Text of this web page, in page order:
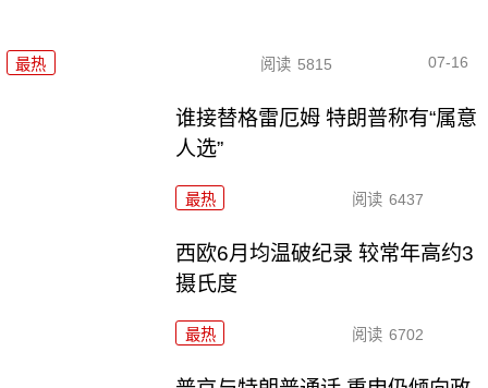
最热 阅读 5815 07-16
谁接替格雷厄姆 特朗普称有“属意
人选”
最热 阅读 6437
西欧6月均温破纪录 较常年高约3
摄氏度
最热 阅读 6702